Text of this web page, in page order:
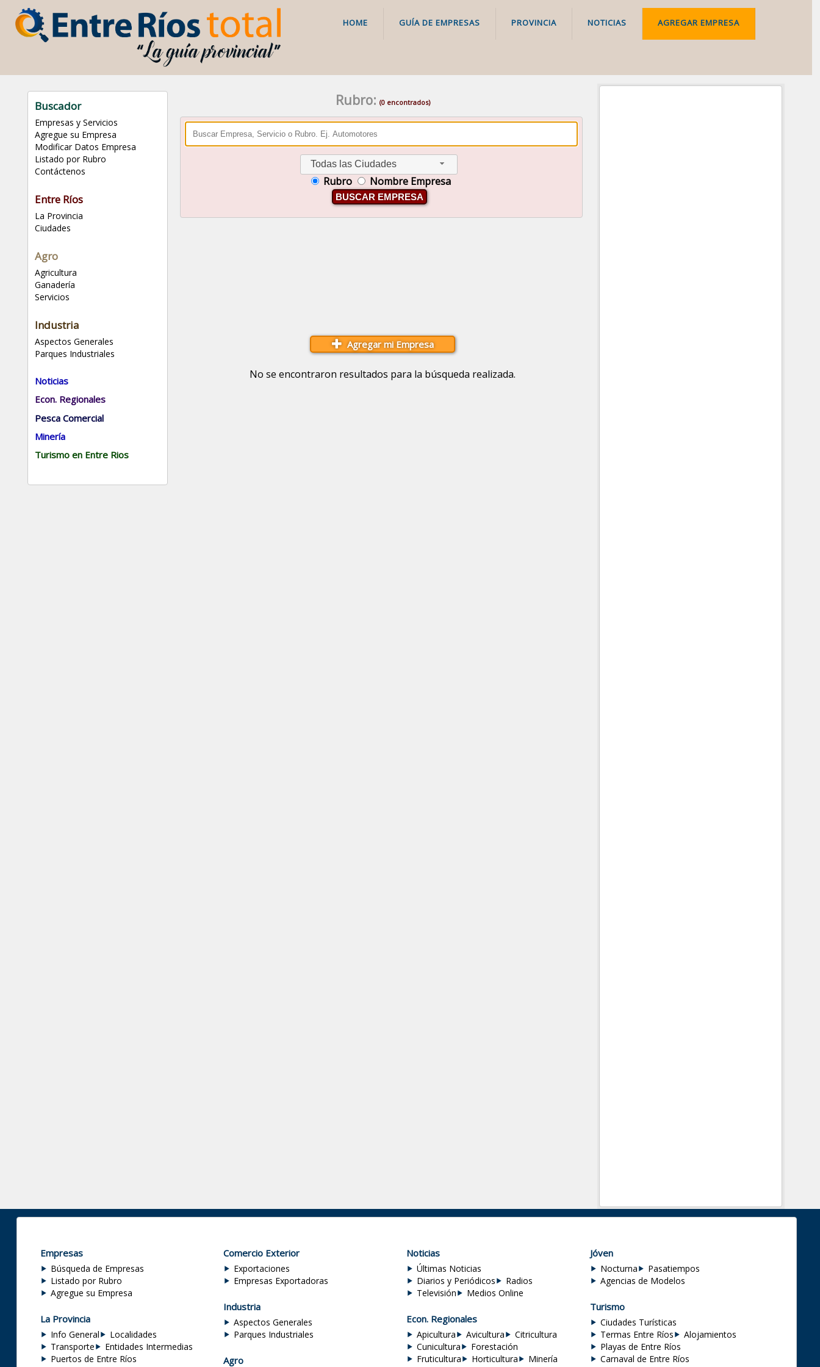
HOME GUÍA DE EMPRESAS PROVINCIA NOTICIAS AGREGAR EMPRESA
Buscador
Empresas y Servicios
Agregue su Empresa
Modificar Datos Empresa
Listado por Rubro
Contáctenos
Entre Ríos
La Provincia
Ciudades
Agro
Agricultura
Ganadería
Servicios
Industria
Aspectos Generales
Parques Industriales
Noticias
Econ. Regionales
Pesca Comercial
Minería
Turismo en Entre Rios
Rubro: (0 encontrados)
Todas las Ciudades
Rubro Nombre Empresa
BUSCAR EMPRESA
Agregar mi Empresa
No se encontraron resultados para la búsqueda realizada.
Empresas
Búsqueda de Empresas
Listado por Rubro
Agregue su Empresa
La Provincia
Info General
Localidades
Transporte
Entidades Intermedias
Puertos de Entre Ríos
Comercio Exterior
Exportaciones
Empresas Exportadoras
Industria
Aspectos Generales
Parques Industriales
Agro
Noticias
Últimas Noticias
Diarios y Periódicos
Radios
Televisión
Medios Online
Econ. Regionales
Apicultura Avicultura
Citricultura
Cunicultura
Forestación
Fruticultura
Horticultura
Minería
Jóven
Nocturna
Pasatiempos
Agencias de Modelos
Turismo
Ciudades Turísticas
Termas Entre Ríos
Alojamientos
Playas de Entre Ríos
Carnaval de Entre Ríos